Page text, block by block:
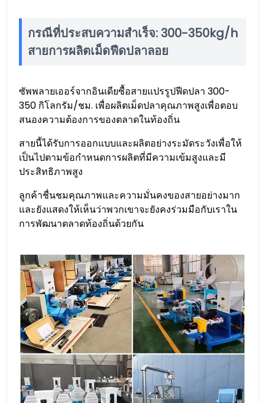
กรณีที่ประสบความสำเร็จ: 300-350kg/h
สายการผลิตเม็ดฟีดปลาลอย
ซัพพลายเออร์จากอินเดียซื้อสายแปรรูปฟีดปลา 300-
350 กิโลกรัม/ชม. เพื่อผลิตเม็ดปลาคุณภาพสูงเพื่อตอบ
สนองความต้องการของตลาดในท้องถิ่น
สายนี้ได้รับการออกแบบและผลิตอย่างระมัดระวังเพื่อให้
เป็นไปตามข้อกำหนดการผลิตที่มีความเข้มสูงและมี
ประสิทธิภาพสูง
ลูกค้าชื่นชมคุณภาพและความมั่นคงของสายอย่างมาก
และยังแสดงให้เห็นว่าพวกเขาจะยังคงร่วมมือกับเราใน
การพัฒนาตลาดท้องถิ่นด้วยกัน